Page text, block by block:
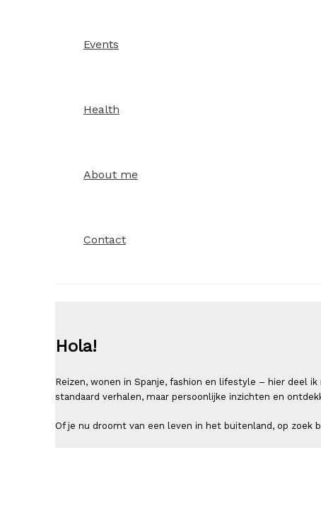
Events
Health
About me
Contact
Hola!
Reizen, wonen in Spanje, fashion en lifestyle – hier deel
standaard verhalen, maar persoonlijke inzichten en
Of je nu droomt van een leven in het buitenland, op zoek